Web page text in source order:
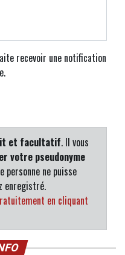
recevoir une notification
et facultatif. Il vous
votre pseudonyme
personne ne puisse
enregistré.
en cliquant